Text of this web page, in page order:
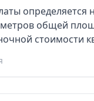
определяется
метров общей
стоимости